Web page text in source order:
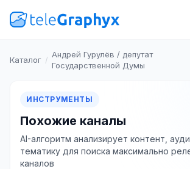
Каталог /
Андрей Гурулёв / депутат
Государственной Думы
ИНСТРУМЕНТЫ
Похожие каналы
AI-алгоритм анализирует контент,
тематику для поиска максимально
каналов